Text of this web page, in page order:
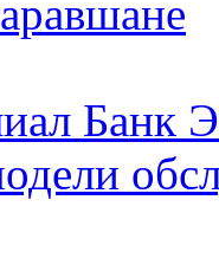
Банк